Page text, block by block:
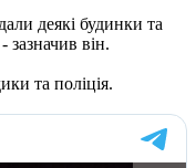
деякі будинки та
зазначив він.
та поліція.